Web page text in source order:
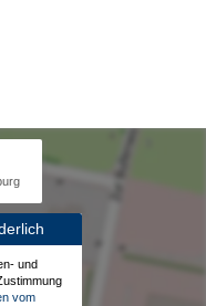
und
vom